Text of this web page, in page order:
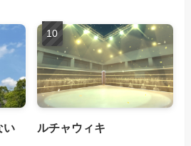
い
ルチャウィキ